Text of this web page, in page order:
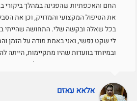
החם והאכפתיות שהפגינה במהלך ביקורי
את הטיפול המקצועי והמדויק, וכן את
בכל שאלה ובקשה שלי. התחושה שהייתי
לי שקט נפשי, ואני באמת מודה על הזמן
ובמיוחד בוועדות שהיו מתקיימות, הייתה
דיברה והעמידה את העמדה שלי בצורה
אלאא עאזם